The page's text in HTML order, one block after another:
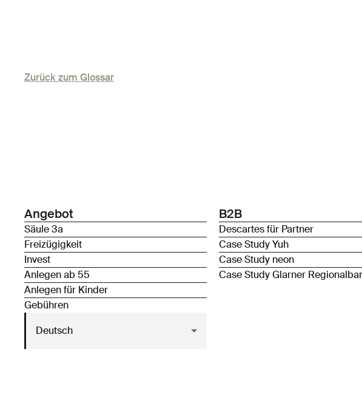
Zurück zum Glossar
Angebot
Säule 3a
Freizügigkeit
Invest
Anlegen ab 55
Anlegen für Kinder
Gebühren
B2B
Descartes für Partner
Case Study Yuh
Case Study neon
Case Study Glarner
Deutsch